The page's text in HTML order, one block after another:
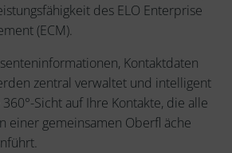
des ELO Enterprise
(ECM).
Kontaktdaten
zentral verwaltet und intelligent
Sicht auf Ihre Kontakte, die alle
einer gemeinsamen Oberfl äche